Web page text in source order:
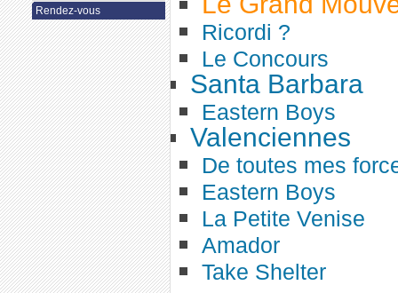
Ricordi ?
Le Concours
Santa Barbara
Eastern Boys
Valenciennes
De toutes mes
Eastern Boys
La Petite Venise
Amador
Take Shelter
Rendez-vous